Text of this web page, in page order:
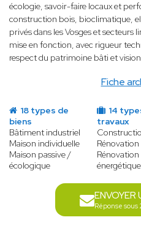
Fiche
écologie, savoir-faire locaux et
construction bois, bioclimatique,
privés dans les Vosges et secteurs
mise en fonction, avec rigueur
respect du patrimoine bâti et
18 types de
biens
Bâtiment industriel
Maison individuelle
Maison passive /
écologique
14
travaux
Rénovation
Rénovation
énergétique
ENVOYER
Réponse sous